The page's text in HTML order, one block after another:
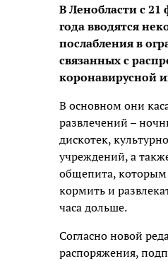
В Ленобласти с 21
года вводятся
послабления в
связанных с
коронавирусной
В основном они
развлечений –
дискотек,
учреждений, а
общепита,
кормить и
часа дольше.
Согласно новой
распоряжения,